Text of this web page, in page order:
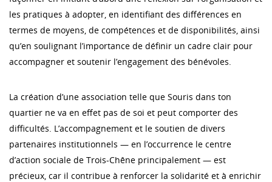
les pratiques à adopter, en identifiant des différences en
termes de moyens, de compétences et de disponibilités, ainsi
qu’en soulignant l’importance de définir un cadre clair pour
accompagner et soutenir l’engagement des bénévoles.
La création d’une association telle que Souris dans ton
quartier ne va en effet pas de soi et peut comporter des
difficultés. L’accompagnement et le soutien de divers
partenaires institutionnels — en l’occurrence le centre
d’action sociale de Trois-Chêne principalement — est
précieux, car il contribue à renforcer la solidarité et à enrichir